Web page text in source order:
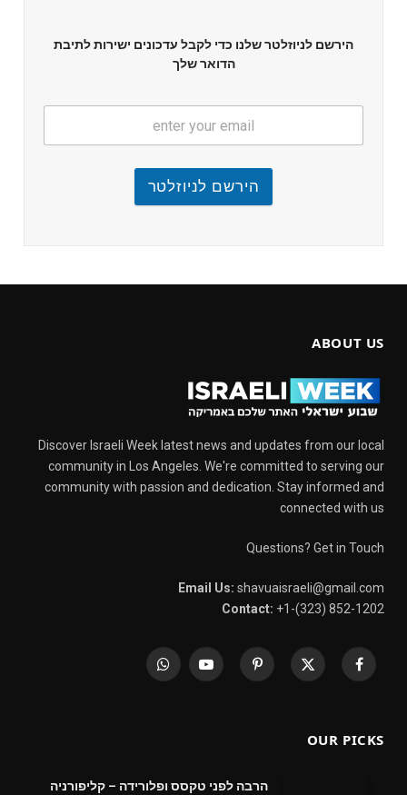
הירשם לניוזלטר שלנו כדי לקבל עדכונים ישירות לתיבת
הדואר שלך
הירשם לניוזלטר
ABOUT US
Discover Israeli Week latest news and updates from our local
community in Los Angeles. We're committed to serving our
community with passion and dedication. Stay informed and
connected with us
Questions? Get in Touch
Email Us: shavuaisraeli@gmail.com
Contact: +1-(323) 852-1202
Facebook
X
Pinterest
YouTube
WhatsApp
OUR PICKS
הרבה לפני טקסס ופלורידה – קליפורניה